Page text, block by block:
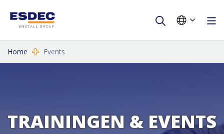
Home Events
TRAININGEN & EVENTS